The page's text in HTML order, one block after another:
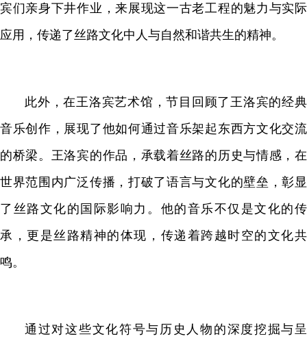
宾们亲身下井作业，来展现这一古老工程的魅力与实际
应用，传递了丝路文化中人与自然和谐共生的精神。
此外，在王洛宾艺术馆，节目回顾了王洛宾的经典
音乐创作，展现了他如何通过音乐架起东西方文化交流
的桥梁。王洛宾的作品，承载着丝路的历史与情感，在
世界范围内广泛传播，打破了语言与文化的壁垒，彰显
了丝路文化的国际影响力。他的音乐不仅是文化的传
承，更是丝路精神的体现，传递着跨越时空的文化共
鸣。
通过对这些文化符号与历史人物的深度挖掘与呈